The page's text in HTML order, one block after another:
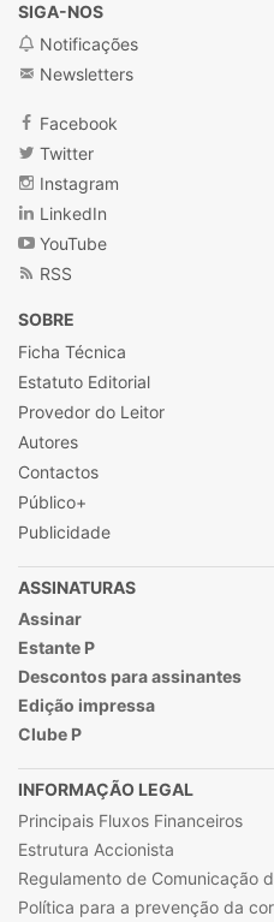
SIGA-NOS
Notificações
Newsletters
Facebook
Twitter
Instagram
LinkedIn
YouTube
RSS
SOBRE
Ficha Técnica
Estatuto Editorial
Provedor do Leitor
Autores
Contactos
Público+
Publicidade
ASSINATURAS
Assinar
Estante P
Descontos para assinantes
Edição impressa
Clube P
INFORMAÇÃO LEGAL
Principais Fluxos Financeiros
Estrutura Accionista
Regulamento de Comunicação
Política para a prevenção da